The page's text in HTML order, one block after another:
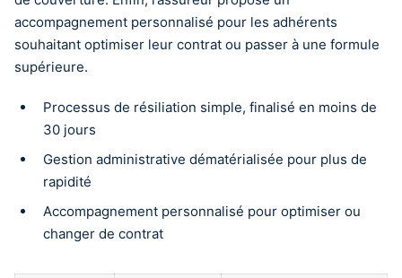
accompagnement personnalisé pour les adhérents
souhaitant optimiser leur contrat ou passer à une formule
supérieure.
Processus de résiliation simple, finalisé en moins de
30 jours
Gestion administrative dématérialisée pour plus de
rapidité
Accompagnement personnalisé pour optimiser ou
changer de contrat